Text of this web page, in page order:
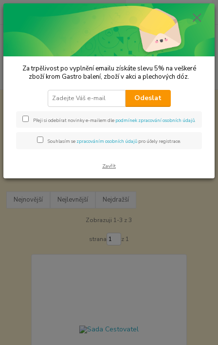
Menu
Hledat
ks
za 0,00 Kč
Dárkové sady koření
Baleno ve zkumavce Z2 - Koření - Chilli
Koření - Zkumavka Z2 - malá - 1,6x18 cm
1,6x18 cm
Nejnovější Nejlevnější Nejdražší
Zobrazuji 1-3 z 3
strana z 1
Za trpělivost po vyplnění emailu získáte slevu 5% na veškeré
zboží krom Gastro balení, zboží v akci a plechových dóz.
Odeslat
Přeji si odebírat novinky e-mailem dle podmínek zpracování osobních údajů
Souhlasím se zpracováním osobních údajů pro účely registrace.
Zavřít